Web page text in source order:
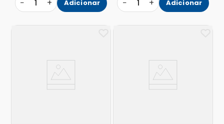
− 1 + Adicionar − 1 + Adicionar